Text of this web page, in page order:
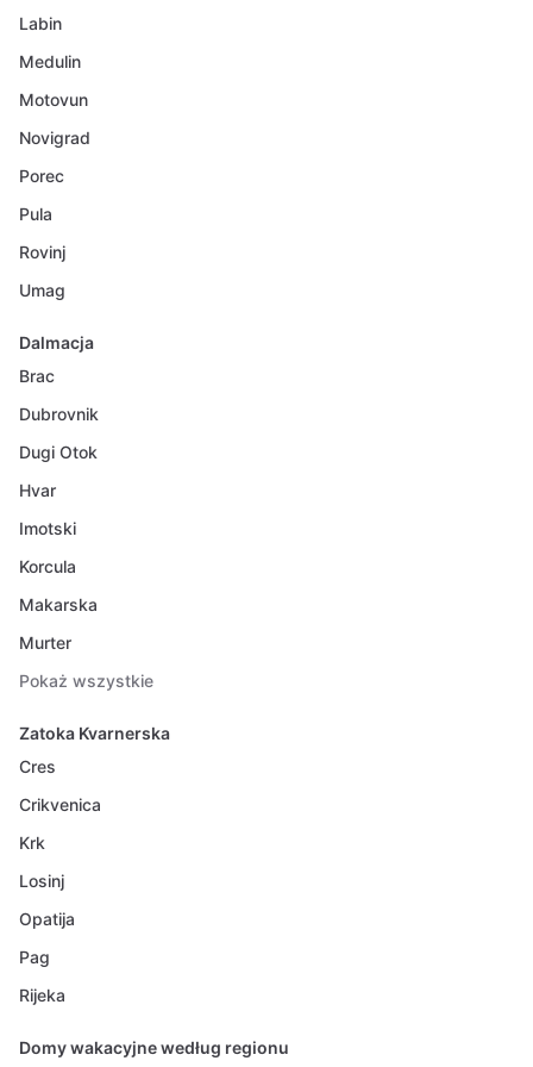
Labin
Medulin
Motovun
Novigrad
Porec
Pula
Rovinj
Umag
Dalmacja
Brac
Dubrovnik
Dugi Otok
Hvar
Imotski
Korcula
Makarska
Murter
Pokaż wszystkie
Zatoka Kvarnerska
Cres
Crikvenica
Krk
Losinj
Opatija
Pag
Rijeka
Domy wakacyjne według regionu